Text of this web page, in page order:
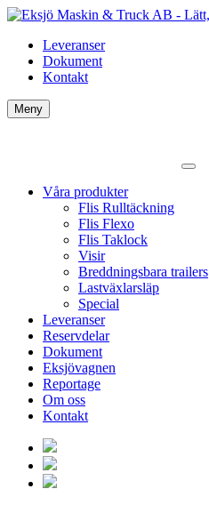
Leveranser
Dokument
Kontakt
Meny
Våra produkter
Flis Rulltäckning
Flis Flexo
Flis Taklock
Visir
Breddningsbara trailers
Lastväxlarsläp
Special
Leveranser
Reservdelar
Dokument
Eksjövagnen
Reportage
Om oss
Kontakt